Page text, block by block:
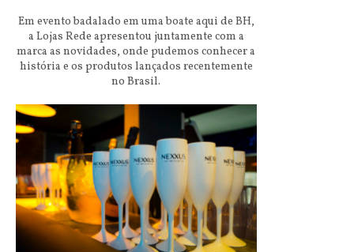
Em evento badalado em uma boate aqui de BH,
a Lojas Rede apresentou juntamente com a
marca as novidades, onde pudemos conhecer a
história e os produtos lançados recentemente
no Brasil.